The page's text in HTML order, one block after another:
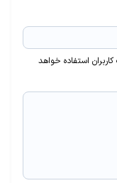
استفاده خواهد